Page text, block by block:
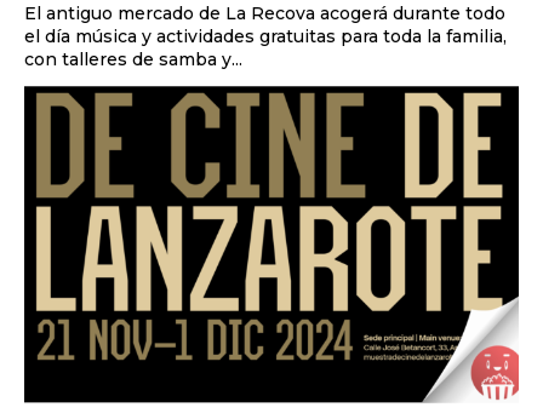
El antiguo mercado de La Recova acogerá durante todo
el día música y actividades gratuitas para toda la familia,
con talleres de samba y...